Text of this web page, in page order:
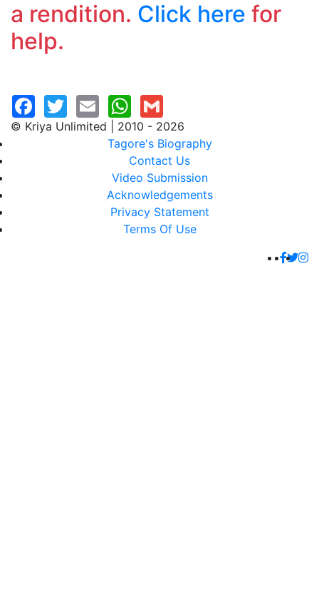
a rendition. Click here for
help.
© Kriya Unlimited | 2010 - 2026
Tagore's Biography
Contact Us
Video Submission
Acknowledgements
Privacy Statement
Terms Of Use